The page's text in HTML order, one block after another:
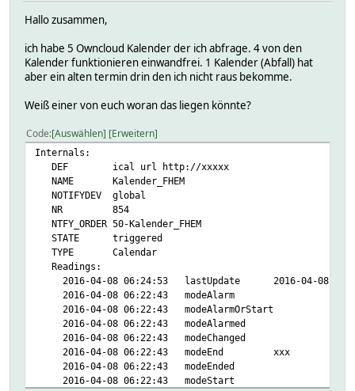
Hallo zusammen,
ich habe 5 Owncloud Kalender der ich abfrage. 4 von den
Kalender funktionieren einwandfrei. 1 Kalender (Abfall) hat
aber ein alten termin drin den ich nicht raus bekomme.
Weiß einer von euch woran das liegen könnte?
Code Auswählen Erweitern
Internals:
DEF ical url http://xxxxx
NAME Kalender_FHEM
NOTIFYDEV global
NR 854
NTFY_ORDER 50-Kalender_FHEM
STATE triggered
TYPE Calendar
Readings:
2016-04-08 06:24:53 lastUpdate 2016-04-08
2016-04-08 06:22:43 modeAlarm
2016-04-08 06:22:43 modeAlarmOrStart
2016-04-08 06:22:43 modeAlarmed
2016-04-08 06:22:43 modeChanged
2016-04-08 06:22:43 modeEnd xxx
2016-04-08 06:22:43 modeEnded
2016-04-08 06:22:43 modeStart